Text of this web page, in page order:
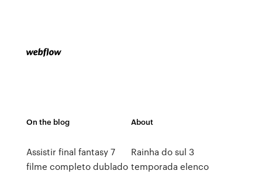
On the blog
Assistir final fantasy 7
filme completo dublado
About
Rainha do sul 3
temporada elenco